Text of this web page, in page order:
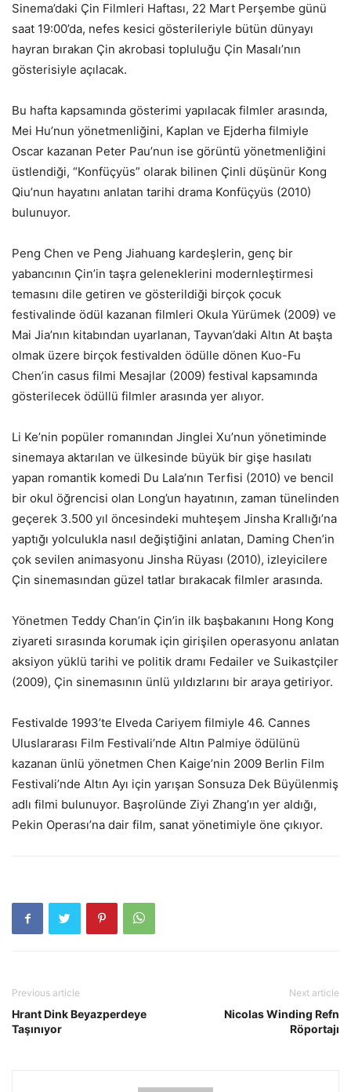
Sinema’daki Çin Filmleri Haftası, 22 Mart Perşembe günü
saat 19:00’da, nefes kesici gösterileriyle bütün dünyayı
hayran bırakan Çin akrobasi topluluğu Çin Masalı’nın
gösterisiyle açılacak.
Bu hafta kapsamında gösterimi yapılacak filmler arasında,
Mei Hu’nun yönetmenliğini, Kaplan ve Ejderha filmiyle
Oscar kazanan Peter Pau’nun ise görüntü yönetmenliğini
üstlendiği, “Konfüçyüs” olarak bilinen Çinli düşünür Kong
Qiu’nun hayatını anlatan tarihi drama Konfüçyüs (2010)
bulunuyor.
Peng Chen ve Peng Jiahuang kardeşlerin, genç bir
yabancının Çin’in taşra geleneklerini modernleştirmesi
temasını dile getiren ve gösterildiği birçok çocuk
festivalinde ödül kazanan filmleri Okula Yürümek (2009) ve
Mai Jia’nın kitabından uyarlanan, Tayvan’daki Altın At başta
olmak üzere birçok festivalden ödülle dönen Kuo-Fu
Chen’in casus filmi Mesajlar (2009) festival kapsamında
gösterilecek ödüllü filmler arasında yer alıyor.
Li Ke’nin popüler romanından Jinglei Xu’nun yönetiminde
sinemaya aktarılan ve ülkesinde büyük bir gişe hasılatı
yapan romantik komedi Du Lala’nın Terfisi (2010) ve bencil
bir okul öğrencisi olan Long’un hayatının, zaman tünelinden
geçerek 3.500 yıl öncesindeki muhteşem Jinsha Krallığı’na
yaptığı yolculukla nasıl değiştiğini anlatan, Daming Chen’in
çok sevilen animasyonu Jinsha Rüyası (2010), izleyicilere
Çin sinemasından güzel tatlar bırakacak filmler arasında.
Yönetmen Teddy Chan’in Çin’in ilk başbakanını Hong Kong
ziyareti sırasında korumak için girişilen operasyonu anlatan
aksiyon yüklü tarihi ve politik dramı Fedailer ve Suikastçiler
(2009), Çin sinemasının ünlü yıldızlarını bir araya getiriyor.
Festivalde 1993’te Elveda Cariyem filmiyle 46. Cannes
Uluslararası Film Festivali’nde Altın Palmiye ödülünü
kazanan ünlü yönetmen Chen Kaige’nin 2009 Berlin Film
Festivali’nde Altın Ayı için yarışan Sonsuza Dek Büyülenmiş
adlı filmi bulunuyor. Başrolünde Ziyi Zhang’ın yer aldığı,
Pekin Operası’na dair film, sanat yönetimiyle öne çıkıyor.
Previous article
Hrant Dink Beyazperdeye
Taşınıyor
Next article
Nicolas Winding Refn
Röportajı